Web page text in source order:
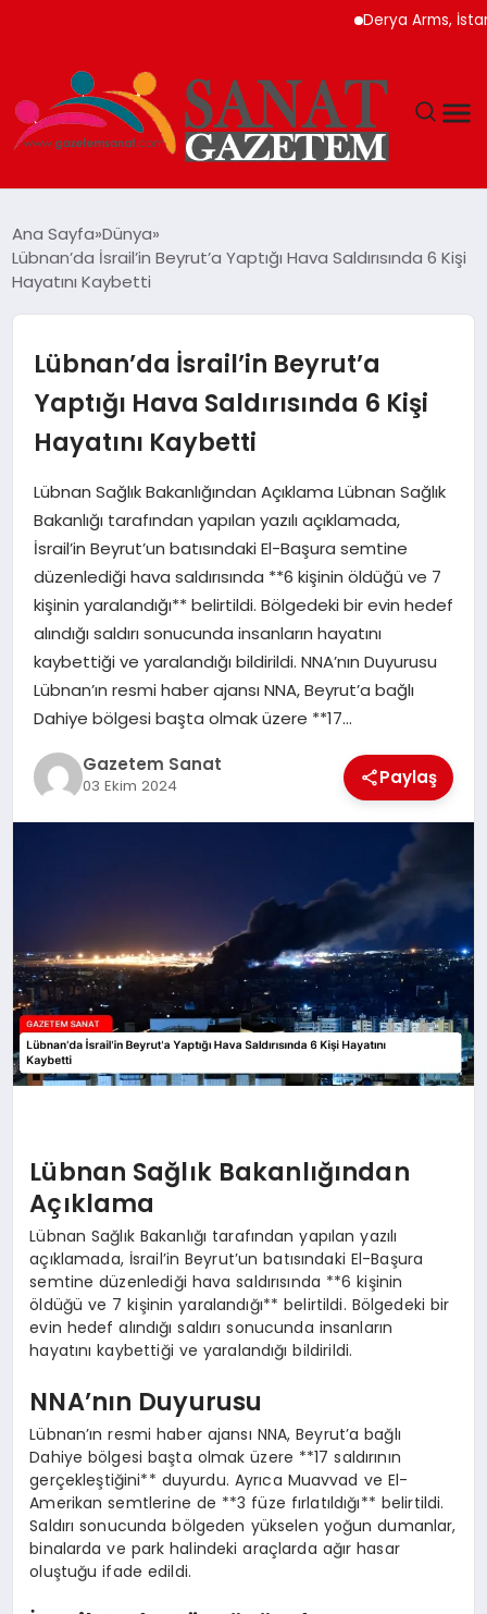
Derya Arms,
TEKNOLOJI
YAŞAM
EKONOMI
SAĞLIK
DÜNYA
EĞITIM
Ana Sayfa Dünya
Lübnan’da İsrail’in Beyrut’a Yaptığı Hava Saldırısında 6 Kişi
Hayatını Kaybetti
Lübnan’da İsrail’in Beyrut’a
Yaptığı Hava Saldırısında 6 Kişi
Hayatını Kaybetti
Lübnan Sağlık Bakanlığından Açıklama Lübnan Sağlık
Bakanlığı tarafından yapılan yazılı açıklamada,
İsrail’in Beyrut’un batısındaki El-Başura semtine
düzenlediği hava saldırısında **6 kişinin öldüğü ve 7
kişinin yaralandığı** belirtildi. Bölgedeki bir evin hedef
alındığı saldırı sonucunda insanların hayatını
kaybettiği ve yaralandığı bildirildi. NNA’nın Duyurusu
Lübnan’ın resmi haber ajansı NNA, Beyrut’a bağlı
Dahiye bölgesi başta olmak üzere **17…
Gazetem Sanat
03 Ekim 2024 Paylaş
Lübnan Sağlık Bakanlığından
Açıklama
Lübnan Sağlık Bakanlığı tarafından yapılan yazılı
açıklamada, İsrail’in Beyrut’un batısındaki El-Başura
semtine düzenlediği hava saldırısında **6 kişinin
öldüğü ve 7 kişinin yaralandığı** belirtildi. Bölgedeki bir
evin hedef alındığı saldırı sonucunda insanların
hayatını kaybettiği ve yaralandığı bildirildi.
NNA’nın Duyurusu
Lübnan’ın resmi haber ajansı NNA, Beyrut’a bağlı
Dahiye bölgesi başta olmak üzere **17 saldırının
gerçekleştiğini** duyurdu. Ayrıca Muavvad ve El-
Amerikan semtlerine de **3 füze fırlatıldığı** belirtildi.
Saldırı sonucunda bölgeden yükselen yoğun dumanlar,
binalarda ve park halindeki araçlarda ağır hasar
oluştuğu ifade edildi.